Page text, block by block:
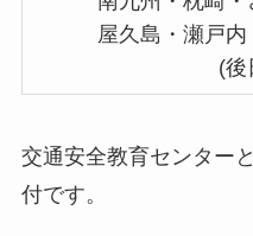
屋久島・瀬戸
(後
交通安全教育センター
付です。